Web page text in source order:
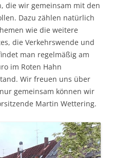
die wir gemeinsam mit den
Dazu zählen natürlich
wie die weitere
die Verkehrswende und
man regelmäßig am
im Roten Hahn
Wir freuen uns über
gemeinsam können wir
Martin Wettering.